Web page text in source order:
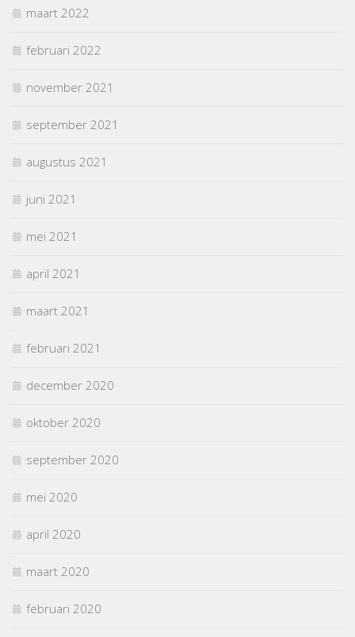
maart 2022
februari 2022
november 2021
september 2021
augustus 2021
juni 2021
mei 2021
april 2021
maart 2021
februari 2021
december 2020
oktober 2020
september 2020
mei 2020
april 2020
maart 2020
februari 2020